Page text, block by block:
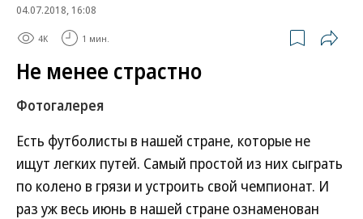
04.07.2018, 16:08
4K 1 мин.
Не менее страстно
Фотогалерея
Есть футболисты в нашей стране, которые не
ищут легких путей. Самый простой из них сыграть
по колено в грязи и устроить свой чемпионат. И
раз уж весь июнь в нашей стране ознаменован